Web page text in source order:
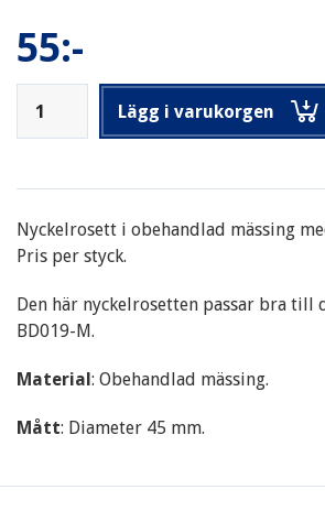
55:-
Lägg i varukorgen
Nyckelrosett i obehandlad mässing
Pris per styck.
Den här nyckelrosetten passar bra till
BD019-M.
Material: Obehandlad mässing.
Mått: Diameter 45 mm.